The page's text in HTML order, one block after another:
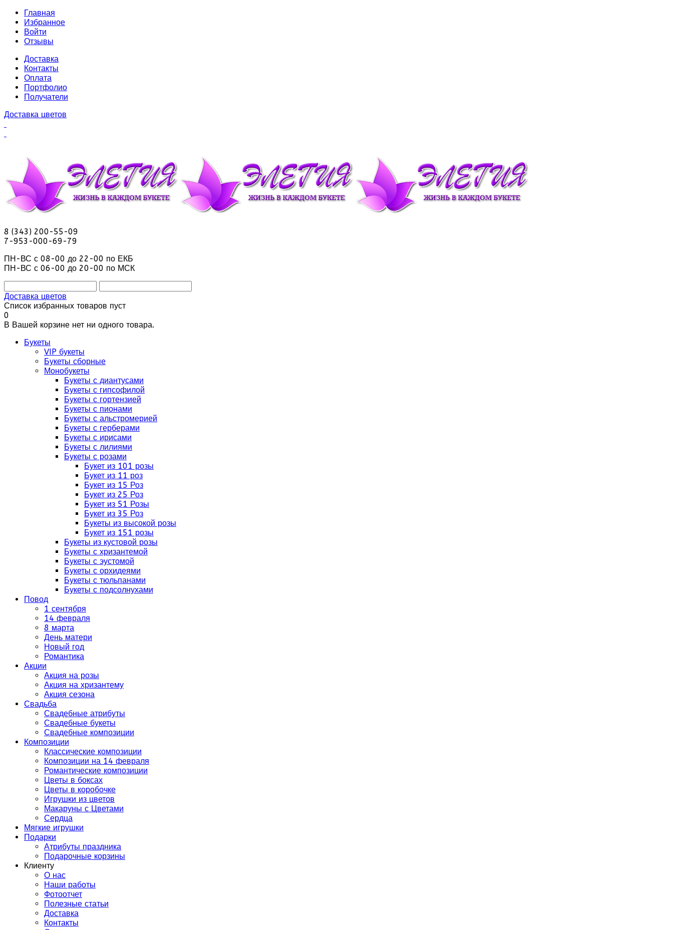
Главная
Избранное
Войти
Отзывы
Доставка
Контакты
Оплата
Портфолио
Получатели
Доставка цветов
8 (343) 200-55-09
7-953-000-69-79
ПН-ВС с 08-00 до 22-00 по ЕКБ
ПН-ВС с 06-00 до 20-00 по МСК
Доставка цветов
Список избранных товаров пуст
0
В Вашей корзине нет ни одного товара.
Букеты
VIP букеты
Букеты сборные
Монобукеты
Букеты с диантусами
Букеты с гипсофилой
Букеты с гортензией
Букеты с пионами
Букеты с альстромерией
Букеты с герберами
Букеты с ирисами
Букеты с лилиями
Букеты с розами
Букет из 101 розы
Букет из 11 роз
Букет из 15 Роз
Букет из 25 Роз
Букет из 51 Розы
Букет из 35 Роз
Букеты из высокой розы
Букет из 151 розы
Букеты из кустовой розы
Букеты с хризантемой
Букеты с эустомой
Букеты с орхидеями
Букеты с тюльпанами
Букеты с подсолнухами
Повод
1 сентября
14 февраля
8 марта
День матери
Новый год
Романтика
Акции
Акция на розы
Акция на хризантему
Акция сезона
Свадьба
Свадебные атрибуты
Свадебные букеты
Свадебные композиции
Композиции
Классические композиции
Композиции на 14 февраля
Романтические композиции
Цветы в боксах
Цветы в коробочке
Игрушки из цветов
Макаруны с Цветами
Сердца
Мягкие игрушки
Подарки
Атрибуты праздника
Подарочные корзины
Клиенту
О нас
Наши работы
Фотоотчет
Полезные статьи
Доставка
Контакты